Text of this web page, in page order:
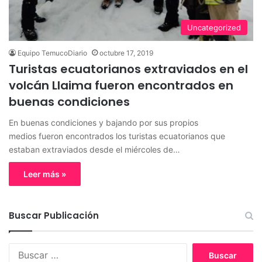
Uncategorized
Equipo TemucoDiario octubre 17, 2019
Turistas ecuatorianos extraviados en el
volcán Llaima fueron encontrados en
buenas condiciones
En buenas condiciones y bajando por sus propios
medios fueron encontrados los turistas ecuatorianos que
estaban extraviados desde el miércoles de…
Leer más »
Buscar Publicación